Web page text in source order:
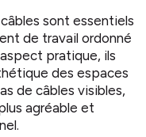
sont essentiels
de travail ordonné
pratique, ils
des espaces
de câbles visibles,
agréable et